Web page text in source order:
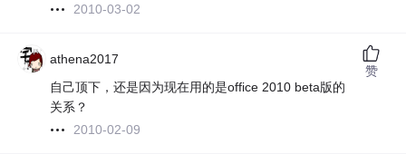
2010-03-02
athena2017
自己顶下，还是因为现在用的是office 2010 beta版的
关系？
2010-02-09
赞